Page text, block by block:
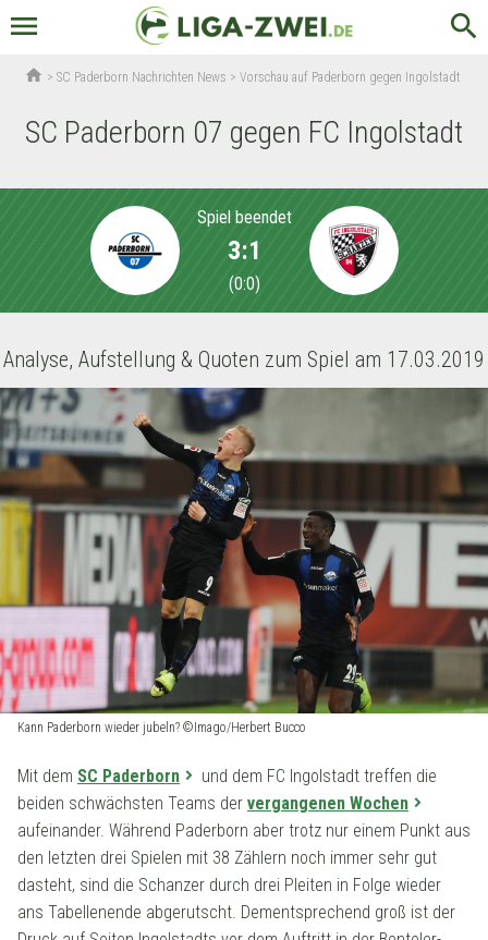
menu search
home >SC Paderborn Nachrichten News >Vorschau auf Paderborn gegen Ingolstadt
SC Paderborn 07 gegen FC Ingolstadt
Spiel beendet
3:1
(0:0)
Analyse, Aufstellung & Quoten zum Spiel am 17.03.2019
Kann Paderborn wieder jubeln? ©Imago/Herbert Bucco
Mit dem SC Paderborn
und dem FC Ingolstadt treffen die
beiden schwächsten Teams der vergangenen Wochen
aufeinander. Während Paderborn aber trotz nur einem Punkt aus
den letzten drei Spielen mit 38 Zählern noch immer sehr gut
dasteht, sind die Schanzer durch drei Pleiten in Folge wieder
ans Tabellenende abgerutscht. Dementsprechend groß ist der